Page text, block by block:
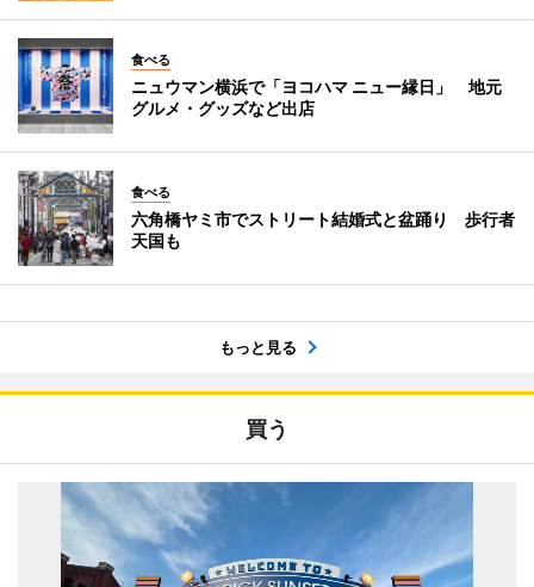
食べる
ニュウマン横浜で「ヨコハマ ニュー縁日」 地元
グルメ・グッズなど出店
食べる
六角橋ヤミ市でストリート結婚式と盆踊り 歩行者
天国も
もっと見る
買う